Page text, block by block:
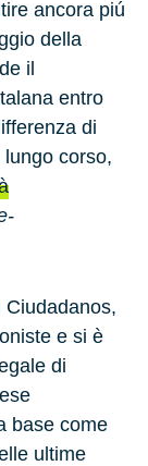
ancora piú
della
il
entro
di
corso,
Ciudadanos,
e si è
di
base come
ultime